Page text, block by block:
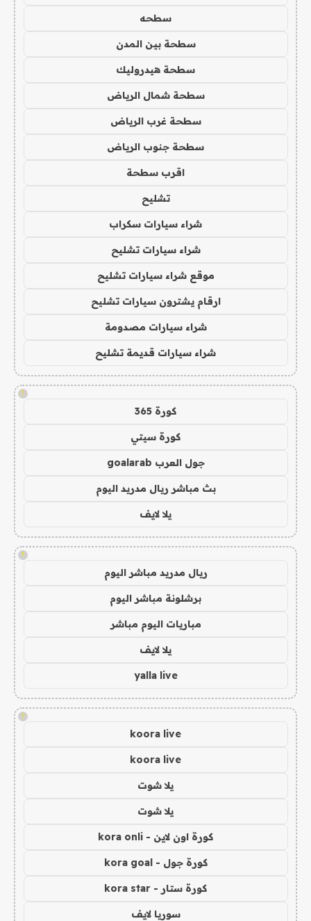
سطحه
سطحة بين المدن
سطحة هيدروليك
سطحة شمال الرياض
سطحة غرب الرياض
سطحة جنوب الرياض
اقرب سطحة
تشليح
شراء سيارات سكراب
شراء سيارات تشليح
موقع شراء سيارات تشليح
ارقام يشترون سيارات تشليح
شراء سيارات مصدومة
شراء سيارات قديمة تشليح
!
كورة 365
كورة سيتي
جول العرب goalarab
بث مباشر ريال مدريد اليوم
يلا لايف
!
ريال مدريد مباشر اليوم
برشلونة مباشر اليوم
مباريات اليوم مباشر
يلا لايف
yalla live
!
koora live
koora live
يلا شوت
يلا شوت
كورة اون لاين - kora onli
كورة جول - kora goal
كورة ستار - kora star
سوريا لايف